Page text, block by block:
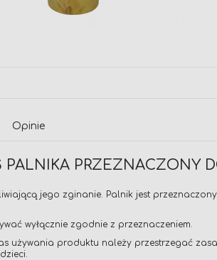
PRZEZNACZONY
jego zginanie. Palnik jest
wyłącznie zgodnie z przeznaczeniem.
używania produktu należy przestrzegać
Opinie